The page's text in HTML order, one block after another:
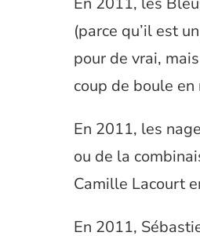
(parce qu’il est
pour de vrai,
coup de boule en
En 2011, les
ou de la
Camille Lacourt
En 2011,